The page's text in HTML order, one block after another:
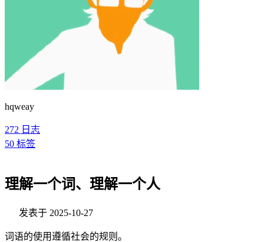
hqweay
272 日志
50 标签
理解一个词、理解一个人
发表于 2025-10-27
词语的使用遵循社会的规则。